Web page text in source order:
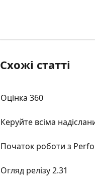
Схожі статті
Оцінка 360
Керуйте всіма
Початок роботи з
Огляд релізу 2.31